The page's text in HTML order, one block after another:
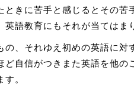
きに苦手と感じるとその苦
語教育にもそれが当てはま
、それゆえ初めの英語に対
自信がつきまた英語を他の
。